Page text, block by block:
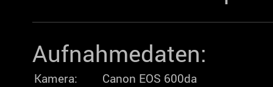
Aufnahmedaten:
Kamera:
Canon EOS 600da